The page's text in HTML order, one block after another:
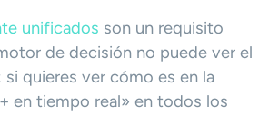
unificados son un requisito
de decisión no puede ver el
quieres ver cómo es en la
en tiempo real» en todos los